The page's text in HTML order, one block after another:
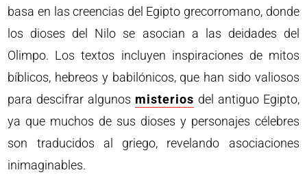
basa en las creencias del Egipto grecorromano, donde
los dioses del Nilo se asocian a las deidades del
Olimpo. Los textos incluyen inspiraciones de mitos
bíblicos, hebreos y babilónicos, que han sido valiosos
para descifrar algunos misterios del antiguo Egipto,
ya que muchos de sus dioses y personajes célebres
son traducidos al griego, revelando asociaciones
inimaginables.